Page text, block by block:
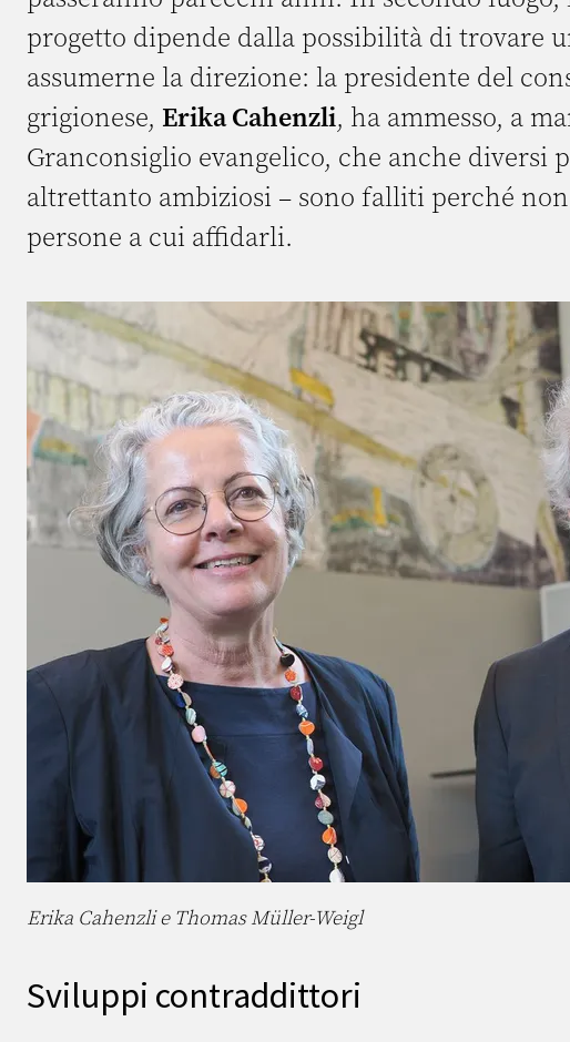
progetto dipende dalla possibilità di trovare
assumerne la direzione: la presidente del
grigionese, Erika Cahenzli, ha ammesso, a
Granconsiglio evangelico, che anche diversi
altrettanto ambiziosi – sono falliti perché
persone a cui affidarli.
Erika Cahenzli e Thomas Müller-Weigl
Sviluppi contraddittori